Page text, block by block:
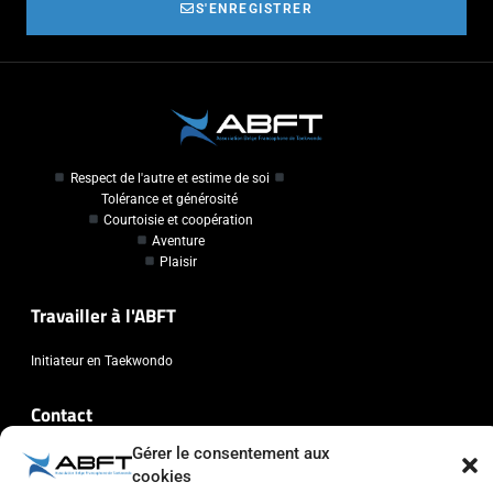
Gérer le consentement aux
cookies
S'ENREGISTRER
Respect de l'autre et estime de soi
Tolérance et générosité
Courtoisie et coopération
Aventure
Plaisir
Travailler à l'ABFT
Initiateur en Taekwondo
Contact
Association Belge Francophone de Taekwondo